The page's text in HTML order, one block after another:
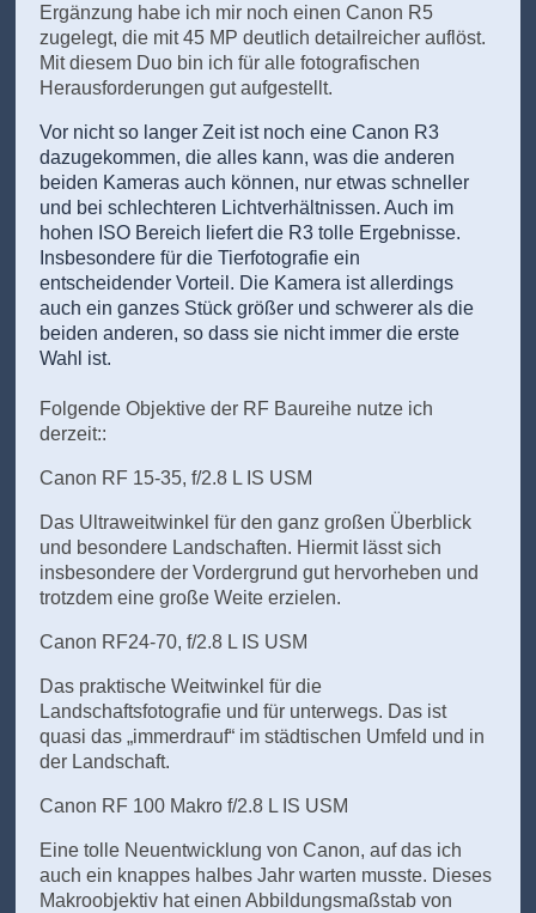
Ergänzung habe ich mir noch einen Canon R5
zugelegt, die mit 45 MP deutlich detailreicher auflöst.
Mit diesem Duo bin ich für alle fotografischen
Herausforderungen gut aufgestellt.
Vor nicht so langer Zeit ist noch eine Canon R3
dazugekommen, die alles kann, was die anderen
beiden Kameras auch können, nur etwas schneller
und bei schlechteren Lichtverhältnissen. Auch im
hohen ISO Bereich liefert die R3 tolle Ergebnisse.
Insbesondere für die Tierfotografie ein
entscheidender Vorteil. Die Kamera ist allerdings
auch ein ganzes Stück größer und schwerer als die
beiden anderen, so dass sie nicht immer die erste
Wahl ist.
Folgende Objektive der RF Baureihe nutze ich
derzeit::
Canon RF 15-35, f/2.8 L IS USM
Das Ultraweitwinkel für den ganz großen Überblick
und besondere Landschaften. Hiermit lässt sich
insbesondere der Vordergrund gut hervorheben und
trotzdem eine große Weite erzielen.
Canon RF24-70, f/2.8 L IS USM
Das praktische Weitwinkel für die
Landschaftsfotografie und für unterwegs. Das ist
quasi das „immerdrauf“ im städtischen Umfeld und in
der Landschaft.
Canon RF 100 Makro f/2.8 L IS USM
Eine tolle Neuentwicklung von Canon, auf das ich
auch ein knappes halbes Jahr warten musste. Dieses
Makroobjektiv hat einen Abbildungsmaßstab von